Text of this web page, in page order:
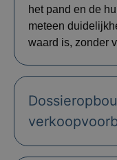
het pand en de
meteen
waard is, zonder